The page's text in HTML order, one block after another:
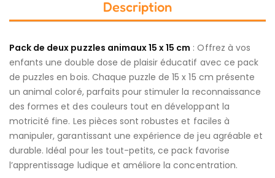
Description
Pack de deux puzzles animaux 15 x 15 cm : Offrez à vos
enfants une double dose de plaisir éducatif avec ce pack
de puzzles en bois. Chaque puzzle de 15 x 15 cm présente
un animal coloré, parfaits pour stimuler la reconnaissance
des formes et des couleurs tout en développant la
motricité fine. Les pièces sont robustes et faciles à
manipuler, garantissant une expérience de jeu agréable et
durable. Idéal pour les tout-petits, ce pack favorise
l’apprentissage ludique et améliore la concentration.